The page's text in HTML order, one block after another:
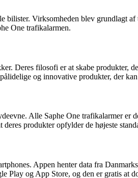
Virksomheden blev grundlagt af
One trafikalarmen.
Deres filosofi er at skabe produkter,
og innovative produkter, der
Alle Saphe One trafikalarmer er
produkter opfylder de højeste
Appen henter data fra
og App Store, og den er gratis at